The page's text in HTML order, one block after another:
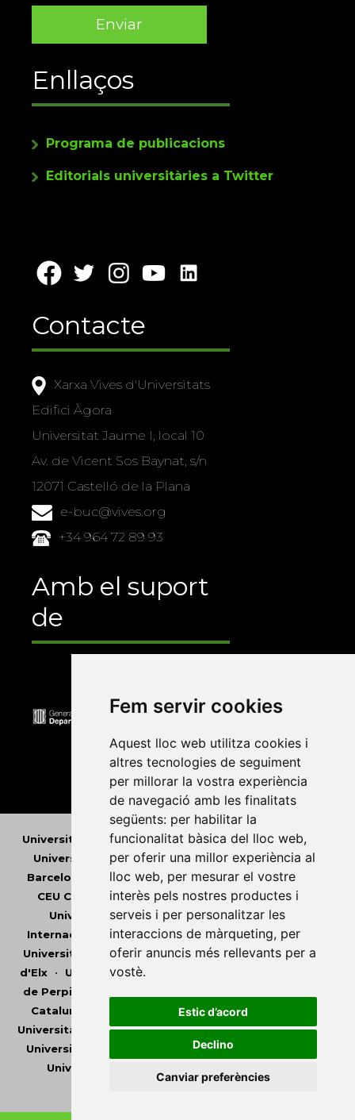
Fem servir cookies
Aquest lloc web utilitza cookies i
altres tecnologies de seguiment
per millorar la vostra experiència
de navegació amb les finalitats
següents: per habilitar la
funcionalitat bàsica del lloc web,
per oferir una millor experiència al
lloc web, per mesurar el vostre
interès pels nostres productes i
serveis i per personalitzar les
interaccions de màrqueting, per
oferir anuncis més rellevants per a
vostè.
Estic d’acord
Declino
Canviar preferències
Enllaços
Programa de publicacions
Editorials universitàries a Twitter
Contacte
Xarxa Vives d'Universitats
Edifici Àgora
Universitat Jaume I, local 10
Av. de Vicent Sos Baynat, s/n
12071 Castelló de la Plana
e-buc@vives.org
+34 964 72 89 93
Amb el suport
de
Universitat Abat Oliba CEU•Universitat d'Alacant
Universitat d'Andorra•Universitat Autònoma de
Barcelona
Universitat de Barcelona•Universitat
CEU Cardenal Herrera• Universitat de Girona
Universitat de les Illes Balears•Universitat
Internacional de Catalunya • Universitat Jaume I
Universitat de Lleida •Universitat Miguel Hernández
d'Elx• Universitat Oberta de Catalunya
de Perpinyà Via Domitia
Catalunya
Universitat Politècnica de València
Universitat Pompeu Fabra•Universitat Ramon Llull
Universitat Rovira i Virgili
Universitat de Sàsser
Universitat de València
Universitat Central de Catalunya